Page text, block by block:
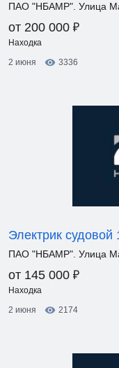
ПАО "НБАМР". Улица
от 200 000 ₽
Находка
2 июня
3336
Электрик
ПАО "НБАМР". Улица
от 145 000 ₽
Находка
2 июня
2174